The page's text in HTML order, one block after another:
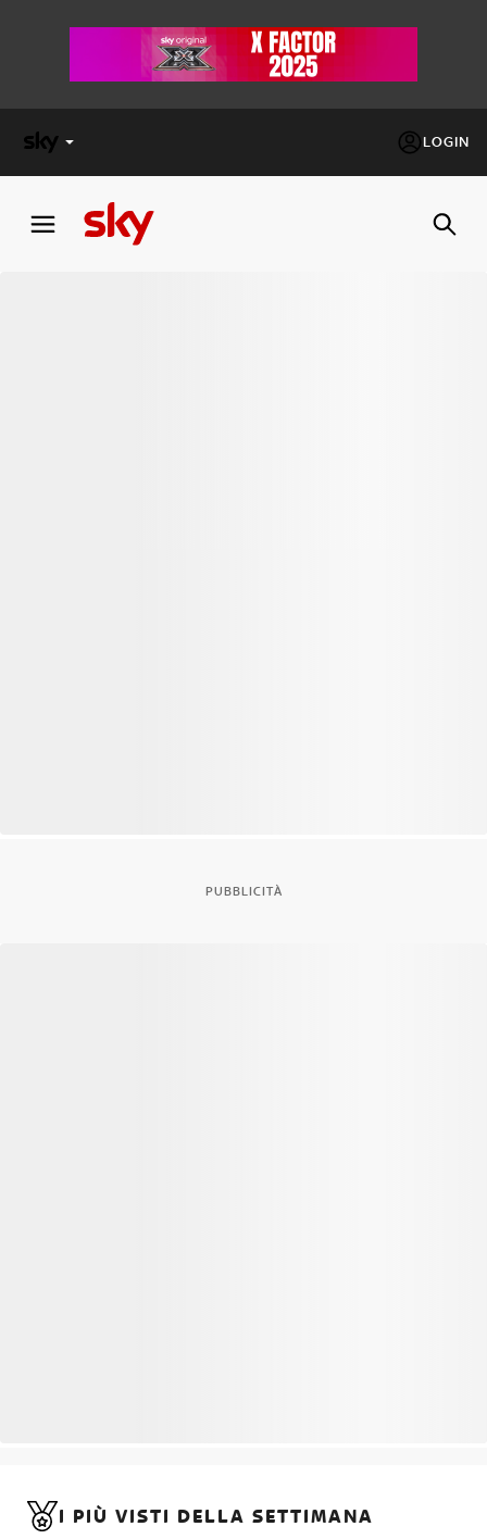
LOGIN
FACTOR
PUBBLICITÀ
I PIÙ VISTI DELLA SETTIMANA